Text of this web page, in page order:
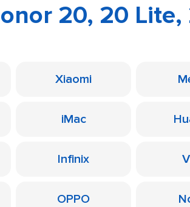
20, 20 Lite,
Xiaomi
iMac
Infinix
OPPO